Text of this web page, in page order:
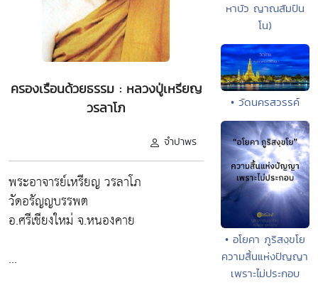
ครองเรือนด้วยธรรม : หลวงปู่เหรียญ
วรลาโภ
จำปาพร
พระอาจารย์เหรียญ วรลาโภ
วัดอรัญญบรรพต
อ.ศรีเชียงใหม่ จ.หนองคาย
...
หาบัว ญาณสัมปัน
โน)
• วัดนครสวรรค์
• อโยคา ภูริสงฺขโย
ความสิ้นแห่งปัญญา
เพราะไม่ประกอบ